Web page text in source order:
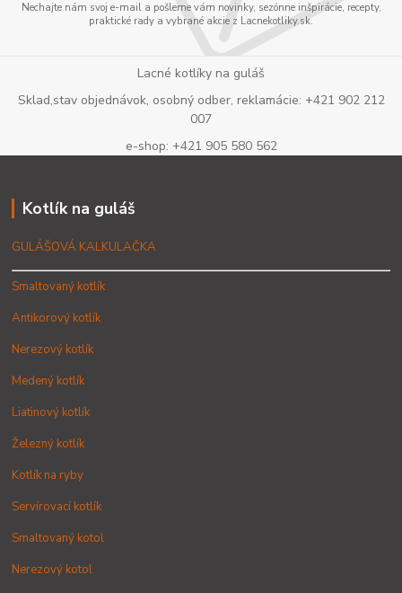
Nechajte nám svoj e-mail a pošleme vám novinky, sezónne inšpirácie, recepty,
praktické rady a vybrané akcie z Lacnekotliky.sk.
Lacné kotlíky na guláš
Sklad,stav objednávok, osobný odber, reklamácie: +421 902 212
007
e-shop: +421 905 580 562
Kotlík na guláš
GULÁŠOVÁ KALKULAČKA
Smaltovaný kotlík
Antikorový kotlík
Nerezový kotlík
Medený kotlík
Liatinový kotlík
Železný kotlík
Kotlík na ryby
Servírovací kotlík
Smaltovaný kotol
Nerezový kotol